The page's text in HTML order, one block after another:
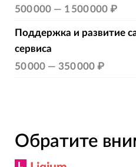
500 000— 1 500 000 ₽
Поддержка и развитие
сервиса
50 000— 350 000 ₽
Обратите